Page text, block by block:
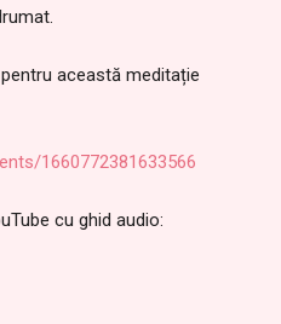
această meditație
1660772381633566
cu ghid audio: